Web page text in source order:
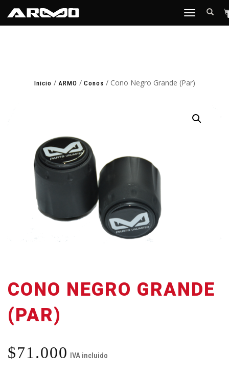
TOGGLE
Inicio / ARMO / Conos / Cono Negro Grande (Par)
CONO NEGRO GRANDE
(PAR)
$71.000 IVA incluido